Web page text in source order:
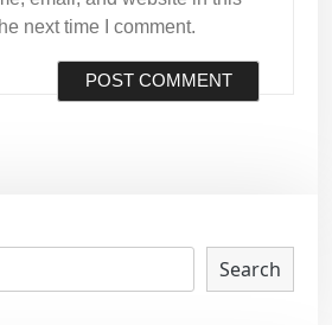
next time I comment.
Search